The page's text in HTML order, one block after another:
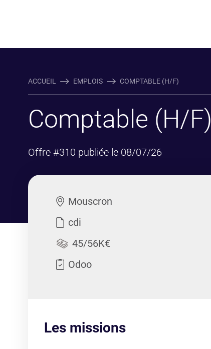
ACCUEIL EMPLOIS COMPTABLE (H/F)
Comptable (H/F)
Offre #310 publiée le 08/07/26
Mouscron
cdi
45/56K€
Odoo
Les missions